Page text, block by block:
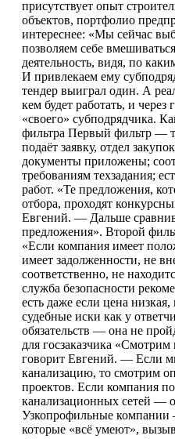
присутствует опыт
объектов, портфолио
интереснее: «Мы сейчас
позволяем себе
деятельность, видя, по
И привлекаем ему
тендер выиграл один. А
кем будет работать, и через
«своего» субподрядчика.
фильтра Первый фильтр —
подаёт заявку, отдел
документы приложены;
требованиям техзадания;
работ. «Те предложения,
отбора, проходят
Евгений. — Дальше
предложения». Второй
«Если компания имеет
имеет задолженности, не
соответственно, не
служба безопасности
есть даже если цена
судебные иски как у
обязательств — она не
для госзаказчика
говорит Евгений. — Если
канализацию, то смотрим
проектов. Если компания
канализационных сетей —
Узкопрофильные
которые «всё умеют»,